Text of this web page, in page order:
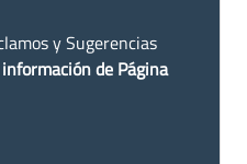
y Sugerencias
de Página